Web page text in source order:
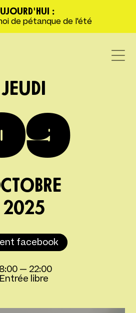
:
de pétanque de l'été
JEUDI
2025
facebook
— 22:00
Entrée libre